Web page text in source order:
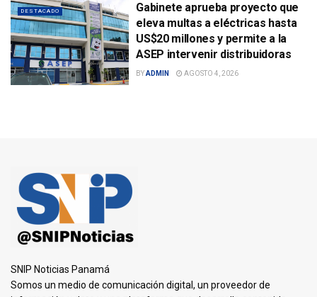
DESTACADO
Gabinete aprueba proyecto que
eleva multas a eléctricas hasta
US$20 millones y permite a la
ASEP intervenir distribuidoras
BYADMIN AGOSTO 4, 2026
SNIP Noticias Panamá
Somos un medio de comunicación digital, un proveedor de